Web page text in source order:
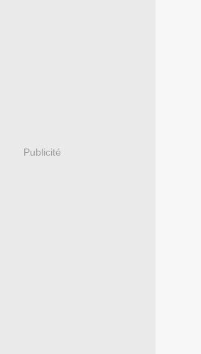
Publicité